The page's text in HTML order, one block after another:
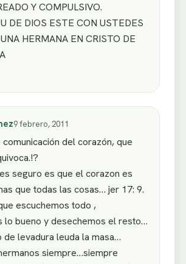
Y COMPULSIVO.
DE DIOS ESTE CON USTEDES
HERMANA EN CRISTO DE
9 febrero, 2011
comunicación del corazón, que
seguro es que el corazon es
que todas las cosas… jer 17: 9.
escuchemos todo ,
lo bueno y desechemos el resto…
de levadura leuda la masa…
siempre…siempre